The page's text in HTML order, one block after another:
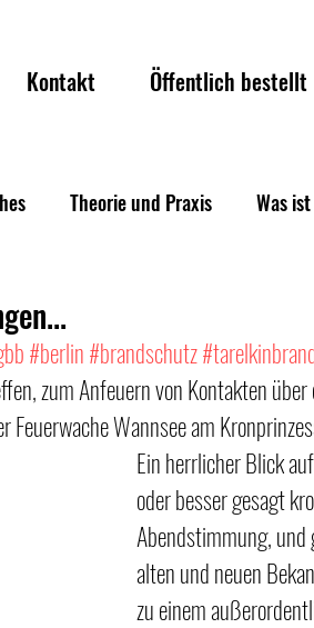
Kontakt Öffentlich bestellt
Theorie und Praxis Was
#berlin#brandschutz
zum Anfeuern von Kontakten
Wannsee am
Ein herrlicher Blick
oder besser gesagt
Abendstimmung,
alten und neuen
zu einem